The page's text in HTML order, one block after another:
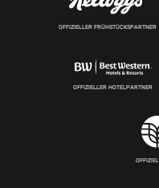
OFFIZIELLER FRÜHSTÜCKSPARTNER
OFFIZIELLER